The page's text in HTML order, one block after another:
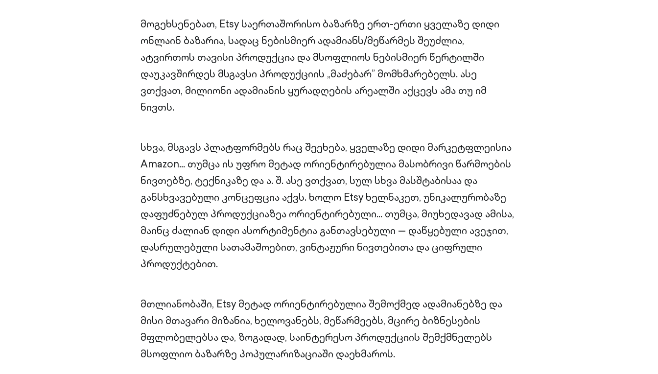
მოგეხსენებათ, Etsy საერთაშორისო ბაზარზე ერთ-ერთი ყველაზე დიდი
ონლაინ ბაზარია, სადაც ნებისმიერ ადამიანს/მეწარმეს შეუძლია,
ატვირთოს თავისი პროდუქცია და მსოფლიოს ნებისმიერ წერტილში
დაუკავშირდეს მსგავსი პროდუქციის „მაძებარ” მომხმარებელს. ასე
ვთქვათ, მილიონი ადამიანის ყურადღების არეალში აქცევს ამა თუ იმ
ნივთს.
სხვა, მსგავს პლატფორმებს რაც შეეხება, ყველაზე დიდი მარკეტფლეისია
Amazon… თუმცა ის უფრო მეტად ორიენტირებულია მასობრივი წარმოების
ნივთებზე, ტექნიკაზე და ა. შ. ასე ვთქვათ, სულ სხვა მასშტაბისაა და
განსხვავებული კონცეფცია აქვს. ხოლო Etsy ხელნაკეთ, უნიკალურობაზე
დაფუძნებულ პროდუქციაზეა ორიენტირებული… თუმცა, მიუხედავად ამისა,
მაინც ძალიან დიდი ასორტიმენტია განთავსებული — დაწყებული ავეჯით,
დასრულებული სათამაშოებით, ვინტაჟური ნივთებითა და ციფრული
პროდუქტებით.
მთლიანობაში, Etsy მეტად ორიენტირებულია შემოქმედ ადამიანებზე და
მისი მთავარი მიზანია, ხელოვანებს, მეწარმეებს, მცირე ბიზნესების
მფლობელებსა და, ზოგადად, საინტერესო პროდუქციის შემქმნელებს
მსოფლიო ბაზარზე პოპულარიზაციაში დაეხმაროს.